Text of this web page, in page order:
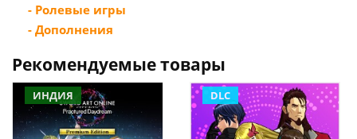
- Ролевые игры
- Дополнения
Рекомендуемые товары
ИНДИЯ DLC